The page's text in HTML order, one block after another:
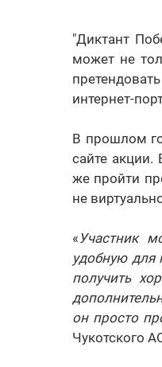
"Диктант
может не
интернет-
В прошлом
сайте акции.
же пройти
не
«Участник
удобную для
получить
он просто
Чукотского